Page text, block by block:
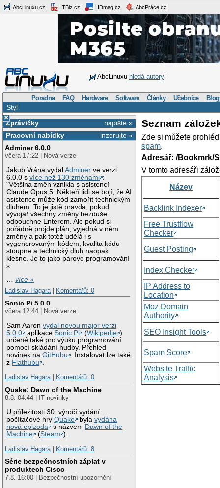
AbcLinuxu.cz ITBiz.cz HDmag.cz AbcPráce.cz
AbcLinuxu hledá autory!
Poradna FAQ Hardware Software Články Učebnice
Styl
×
napište »
Zprávičky
inzerujte »
Pracovní nabídky
Adminer 6.0.0
včera 17:22 | Nová verze
Jakub Vrána vydalAdminer ve verzi
6.0.0 svíce než 130 změnami :
"Většina změn vznikla s asistencí
Claude Opus 5. Někteří lidi se bojí, že AI
asistence může kód zamořit technickým
dluhem. To je jistě pravda, pokud
vývojář všechny změny bezduše
odbouchne Enterem. Ale pokud si
pořádně projde plán, vyjedná v něm
změny a pak totéž udělá i s
vygenerovaným kódem, kvalita kódu
stoupne a technický dluh naopak
klesne. Je to jako párové programování
s
…více »
Ladislav Hagara
Komentářů: 0
Sonic Pi 5.0.0
včera 12:44 | Nová verze
Sam Aaronvydal novou major verzi
5.0.0
aplikaceSonic Pi (Wikipedie )
určené také pro výuku programování
pomocí skládání hudby. Přehled
novinek naGitHubu . Instalovat lze také
z Flathubu .
Ladislav Hagara
Komentářů: 0
Quake: Dawn of the Machine
8.8. 04:44 | IT novinky
U příležitosti 30. výročí vydání
počítačové hryQuake bylavydána
nová epizoda
s názvem Dawn of the
Machine
(Steam ).
Ladislav Hagara
Komentářů: 8
Série bezpečnostních záplat v
produktech Cisco
7.8. 16:00 | Bezpečnostní upozornění
Seznam
Zde si můžete
spam.
Adresář: /Bookmrk/
V tomto adresáři
Název
Backlink Indexer
Free Trustflow
Checker
Guest Posting
Index Checker
IP Address to
Location
Moz Domain
Authority
SEO Insight Tools
Spam Score
Website Traffic
Analysis